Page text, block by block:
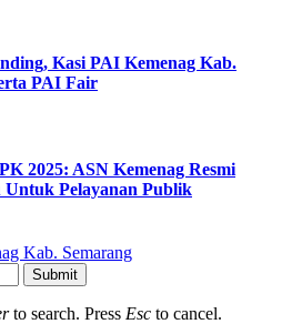
Kasi PAI Kemenag Kab.
PAI Fair
2025: ASN Kemenag Resmi
Pelayanan Publik
Kab. Semarang
Submit
to search. Press Esc to cancel.